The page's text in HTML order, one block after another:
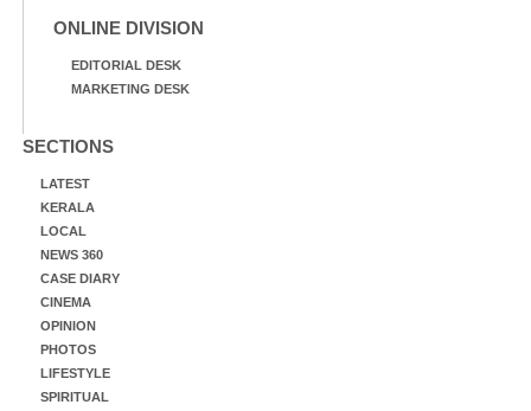
ONLINE DIVISION
EDITORIAL DESK
MARKETING DESK
SECTIONS
LATEST
KERALA
LOCAL
NEWS 360
CASE DIARY
CINEMA
OPINION
PHOTOS
LIFESTYLE
SPIRITUAL